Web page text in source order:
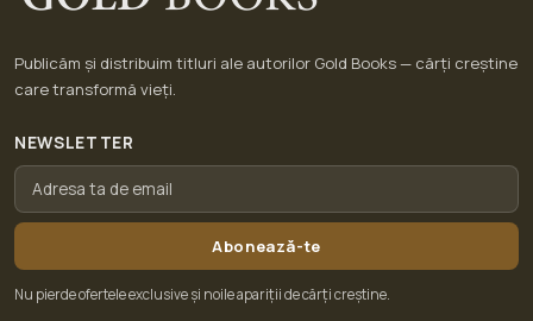
Publicăm și distribuim titluri ale autorilor Gold Books — cărți creștine
care transformă vieți.
NEWSLETTER
Abonează-te
Nu pierde ofertele exclusive și noile apariții de cărți creștine.